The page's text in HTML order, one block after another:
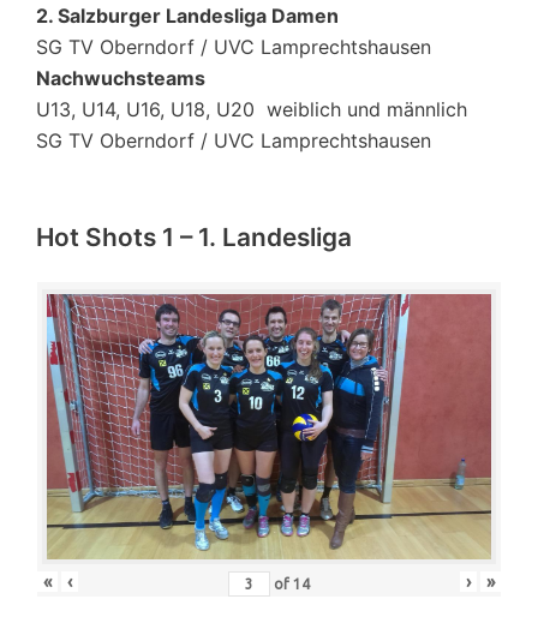
2. Salzburger Landesliga Damen
SG TV Oberndorf / UVC Lamprechtshausen
Nachwuchsteams
U13, U14, U16, U18, U20 weiblich und männlich
SG TV Oberndorf / UVC Lamprechtshausen
Hot Shots 1 – 1. Landesliga
« ‹ of 14 › »